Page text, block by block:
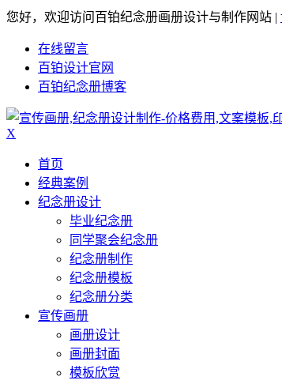
您好，欢迎访问百铂纪念册画册设计与制作网站 |
在线留言
百铂设计官网
百铂纪念册博客
X
首页
经典案例
纪念册设计
毕业纪念册
同学聚会纪念册
纪念册制作
纪念册模板
纪念册分类
宣传画册
画册设计
画册封面
模板欣赏